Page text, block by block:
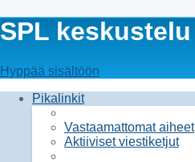
SPL keskustelu
Hyppää sisältöön
Pikalinkit
Vastaamattomat aiheet
Aktiiviset viestiketjut